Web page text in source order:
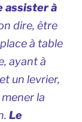
assister à
dire, être
à table
ayant à
un levrier,
la
Le